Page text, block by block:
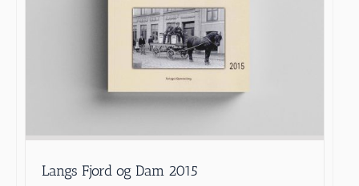
Langs Fjord og Dam 2015